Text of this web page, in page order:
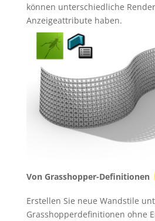
können unterschiedliche
Anzeigeattribute haben.
Von Grasshopper-Definitionen
Erstellen Sie neue Wandstile
Grasshopperdefinitionen ohne